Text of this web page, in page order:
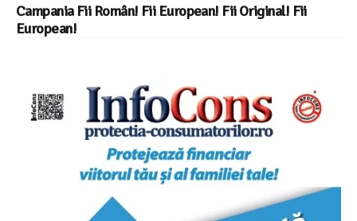
Campania Fii Român! Fii European! Fii Original! Fii
European!